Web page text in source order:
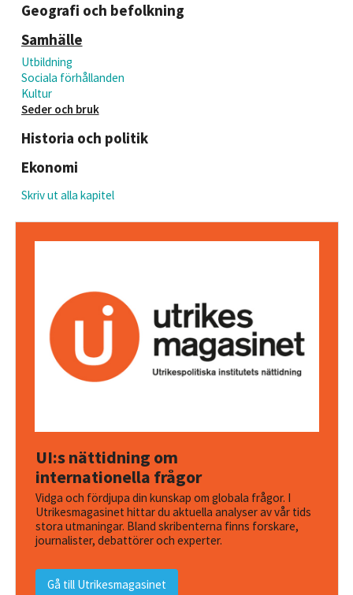
Geografi och befolkning
Samhälle
Utbildning
Sociala förhållanden
Kultur
Seder och bruk
Historia och politik
Ekonomi
Skriv ut alla kapitel
UI:s nättidning om
internationella frågor
Vidga och fördjupa din kunskap om globala frågor. I
Utrikesmagasinet hittar du aktuella analyser av vår tids
stora utmaningar. Bland skribenterna finns forskare,
journalister, debattörer och experter.
Gå till Utrikesmagasinet